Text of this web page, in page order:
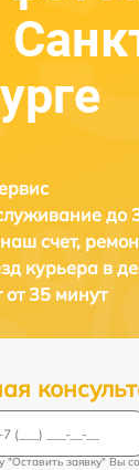
до
счет,
курьера в
от 35 минут
"Оставить заявку" Вы